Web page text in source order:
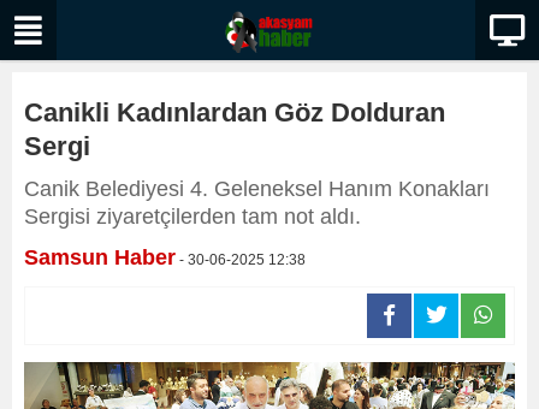
Canikli Kadınlardan Göz Dolduran
Sergi
Canik Belediyesi 4. Geleneksel Hanım Konakları
Sergisi ziyaretçilerden tam not aldı.
Samsun Haber - 30-06-2025 12:38